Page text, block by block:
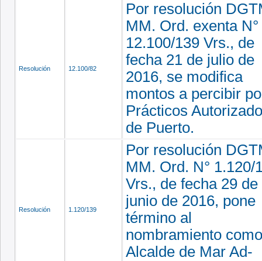
Resolución 12.100/82
Por resolución
MM. Ord. exenta N°
12.100/139 Vrs., de
fecha 21 de julio de
2016, se modifica
montos a percibir
Prácticos
de Puerto.
Resolución 1.120/139
Por resolución
MM. Ord. N° 1.120/
Vrs., de fecha 29 de
junio de 2016, pone
término al
nombramiento como
Alcalde de Mar Ad-